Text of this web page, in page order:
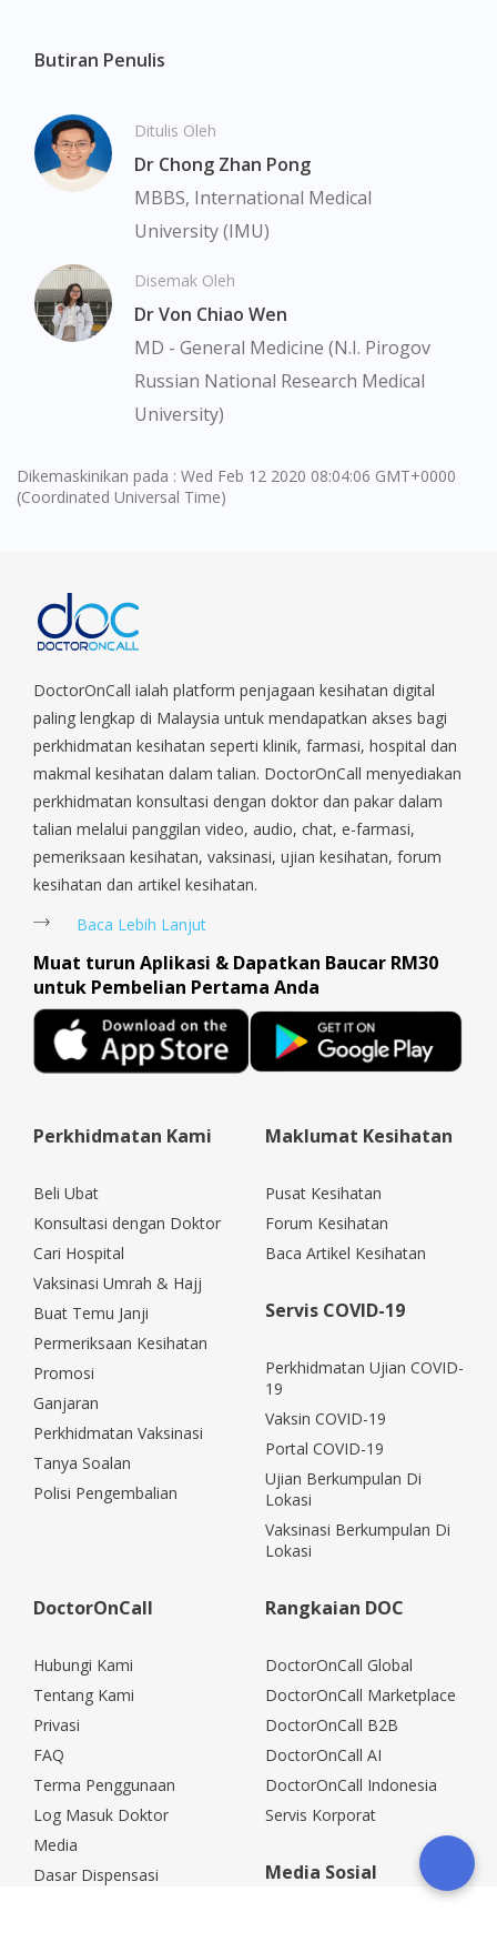
Visit DoctorOnCall Singapore
You seem to be shopping from Singapore
You are currently on DoctorOnCall.com.my, our Malaysian
Continue to DoctorOnCall Singapore
No, please do not redirect me
Butiran Penulis
Ditulis Oleh
Dr Chong Zhan Pong
MBBS, International Medical
University (IMU)
Disemak Oleh
Dr Von Chiao Wen
MD - General Medicine (N.I. Pirogov
Russian National Research Medical
University)
Dikemaskinikan pada : Wed Feb 12 2020 08:04:06 GMT+0000
(Coordinated Universal Time)
DoctorOnCall ialah platform penjagaan kesihatan digital
paling lengkap di Malaysia untuk mendapatkan akses bagi
perkhidmatan kesihatan seperti klinik, farmasi, hospital dan
makmal kesihatan dalam talian. DoctorOnCall menyediakan
perkhidmatan konsultasi dengan doktor dan pakar dalam
talian melalui panggilan video, audio, chat, e-farmasi,
pemeriksaan kesihatan, vaksinasi, ujian kesihatan, forum
kesihatan dan artikel kesihatan.
Baca Lebih Lanjut
Muat turun Aplikasi & Dapatkan Baucar RM30
untuk Pembelian Pertama Anda
Perkhidmatan Kami
Beli Ubat
Konsultasi dengan Doktor
Cari Hospital
Vaksinasi Umrah & Hajj
Buat Temu Janji
Permeriksaan Kesihatan
Promosi
Ganjaran
Perkhidmatan Vaksinasi
Tanya Soalan
Polisi Pengembalian
Maklumat Kesihatan
Pusat Kesihatan
Forum Kesihatan
Baca Artikel Kesihatan
Servis COVID-19
Perkhidmatan Ujian COVID-
19
Vaksin COVID-19
Portal COVID-19
Ujian Berkumpulan Di
Lokasi
Vaksinasi Berkumpulan Di
Lokasi
DoctorOnCall
Hubungi Kami
Tentang Kami
Privasi
FAQ
Terma Penggunaan
Log Masuk Doktor
Media
Dasar Dispensasi
Rangkaian DOC
DoctorOnCall Global
DoctorOnCall Marketplace
DoctorOnCall B2B
DoctorOnCall AI
DoctorOnCall Indonesia
Servis Korporat
Media Sosial